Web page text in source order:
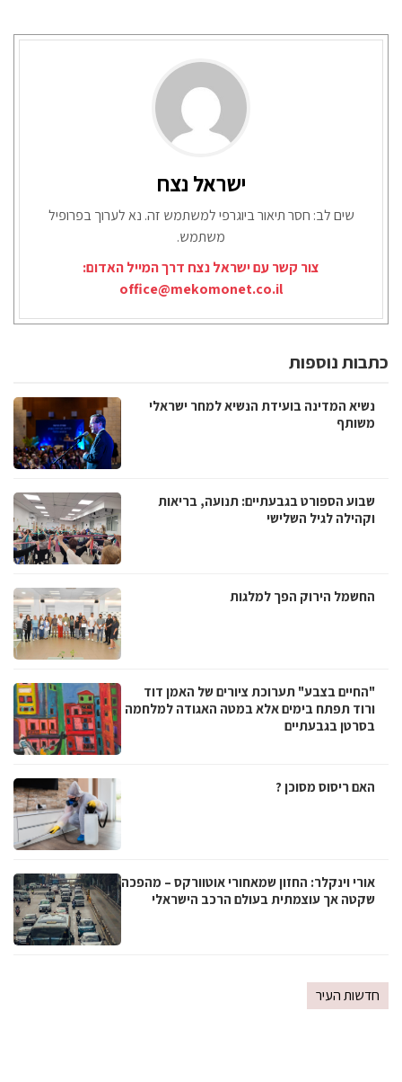
ישראל נצח
שים לב: חסר תיאור ביוגרפי למשתמש זה. נא לערוך בפרופיל
משתמש.
צור קשר עם ישראל נצח דרך המייל האדום:
office@mekomonet.co.il
כתבות נוספות
נשיא המדינה בועידת הנשיא למחר ישראלי
משותף
שבוע הספורט בגבעתיים: תנועה, בריאות
וקהילה לגיל השלישי
החשמל הירוק הפך למלגות
"החיים בצבע" תערוכת ציורים של האמן דוד
ורוד תפתח בימים אלא במטה האגודה למלחמה
בסרטן בגבעתיים
האם ריסוס מסוכן ?
אורי וינקלר: החזון שמאחורי אוטוורקס – מהפכה
שקטה אך עוצמתית בעולם הרכב הישראלי
חדשות העיר